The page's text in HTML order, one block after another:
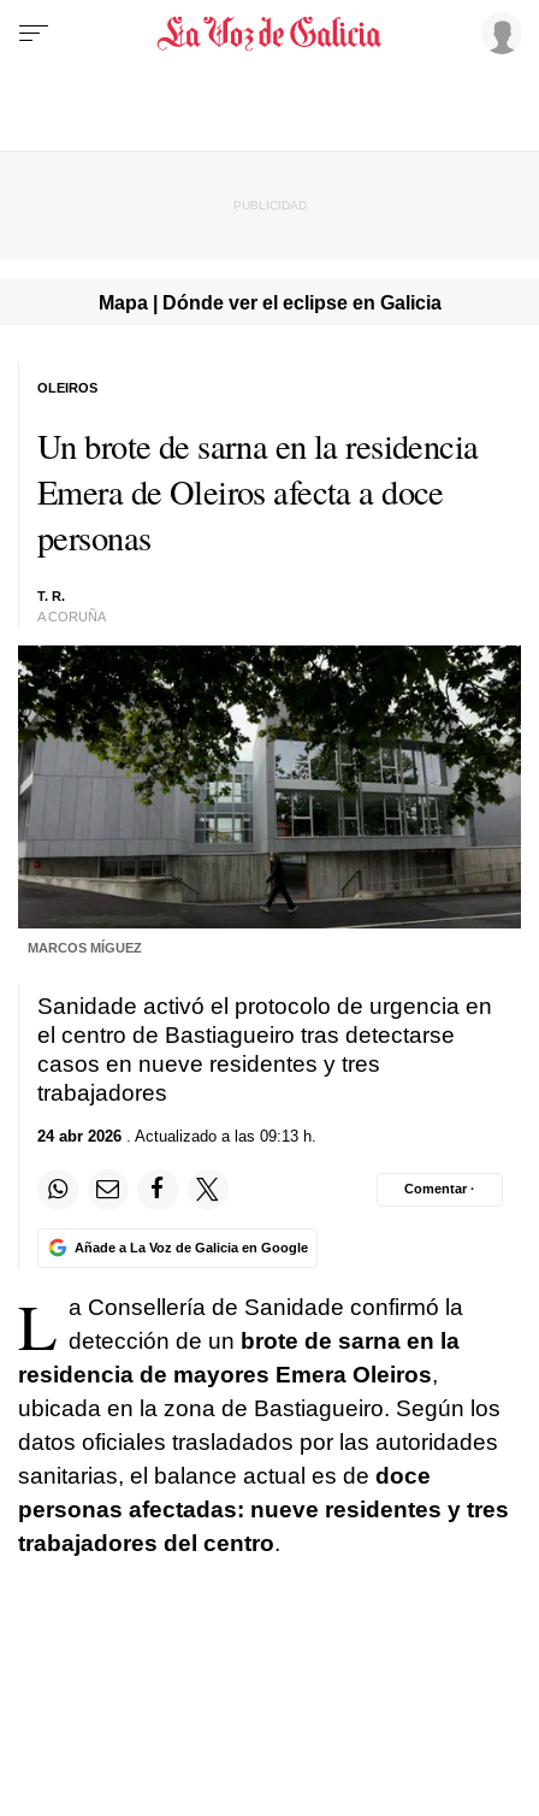
Mapa | Dónde ver el eclipse en Galicia
Un brote de sarna en la residencia
Emera de Oleiros afecta a doce
personas
T. R.
A CORUÑA
OLEIROS
MARCOS MÍGUEZ
Sanidade activó el protocolo de urgencia en
el centro de Bastiagueiro tras detectarse
casos en nueve residentes y tres
trabajadores
24 abr 2026 . Actualizado a las 09:13 h.
Añade a La Voz de Galicia en Google
Comentar ·
L a Consellería de Sanidade confirmó la
detección de un brote de sarna en la
residencia de mayores Emera Oleiros,
ubicada en la zona de Bastiagueiro. Según los
datos oficiales trasladados por las autoridades
sanitarias, el balance actual es de doce
personas afectadas: nueve residentes y tres
trabajadores del centro.